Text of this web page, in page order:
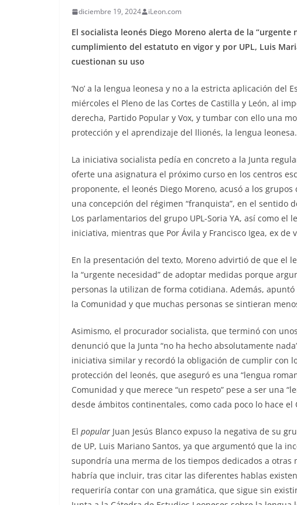
diciembre 19, 2024 iLeon.com
El socialista leonés Diego Moreno alerta de la “urgente
cumplimiento del estatuto en vigor y por UPL, Luis
cuestionan su uso
‘No’ a la lengua leonesa y no a la estricta aplicación del
miércoles el Pleno de las Cortes de Castilla y León, al
derecha, Partido Popular y Vox, y tumbar con ello una
protección y el aprendizaje del llionés, la lengua leonesa.
La iniciativa socialista pedía en concreto a la Junta
oferte una asignatura el próximo curso en los centros
proponente, el leonés Diego Moreno, acusó a los
una concepción del régimen “franquista”, en el
Los parlamentarios del grupo UPL-Soria YA, así como el
iniciativa, mientras que Por Ávila y Francisco Igea, ex
En la presentación del texto, Moreno advirtió de que el
la “urgente necesidad” de adoptar medidas porque
personas la utilizan de forma cotidiana. Además,
la Comunidad y que muchas personas se sintieran
Asimismo, el procurador socialista, que terminó con
denunció que la Junta “no ha hecho absolutamente
iniciativa similar y recordó la obligación de cumplir con
protección del leonés, que aseguró es una “lengua
Comunidad y que merece “un respeto” pese a ser una
desde ámbitos continentales, como cada poco lo hace el
El popular Juan Jesús Blanco expuso la negativa de su
de UP, Luis Mariano Santos, ya que argumentó que la
supondría una merma de los tiempos dedicados a
habría que incluir, tras citar las diferentes hablas
requeriría contar con una gramática, que sigue sin